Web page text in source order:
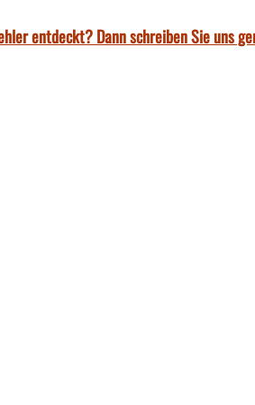
entdeckt? Dann schreiben Sie uns